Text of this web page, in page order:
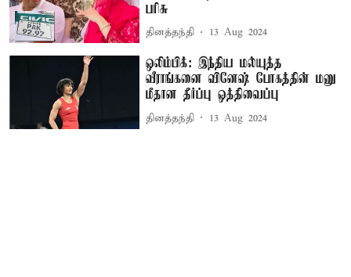
பரிசு
தினத்தந்தி 13 Aug 2024
ஒலிம்பிக்: இந்திய மல்யுத்த
வீராங்கனை வினேஷ் போகத்தின் மனு
மீதான தீர்ப்பு ஒத்திவைப்பு
தினத்தந்தி 13 Aug 2024